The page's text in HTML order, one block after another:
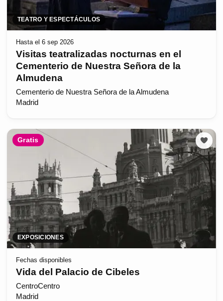
TEATRO Y ESPECTÁCULOS
Hasta el 6 sep 2026
Visitas teatralizadas nocturnas en el
Cementerio de Nuestra Señora de la
Almudena
Cementerio de Nuestra Señora de la Almudena
Madrid
Gratis
EXPOSICIONES
Fechas disponibles
Vida del Palacio de Cibeles
CentroCentro
Madrid